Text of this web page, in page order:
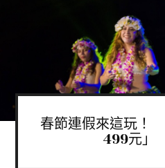
春節連假來這玩！
499元」